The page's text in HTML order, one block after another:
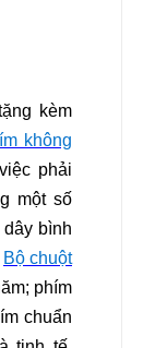
kèm
không
phải
một số
bình
Bộ chuột
phím
chuẩn